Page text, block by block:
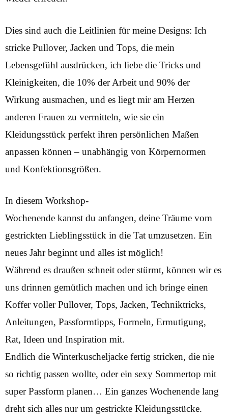
Dies sind auch die Leitlinien für meine Designs: Ich
stricke Pullover, Jacken und Tops, die mein
Lebensgefühl ausdrücken, ich liebe die Tricks und
Kleinigkeiten, die 10% der Arbeit und 90% der
Wirkung ausmachen, und es liegt mir am Herzen
anderen Frauen zu vermitteln, wie sie ein
Kleidungsstück perfekt ihren persönlichen Maßen
anpassen können – unabhängig von Körpernormen
und Konfektionsgrößen.
In diesem Workshop-
Wochenende kannst du anfangen, deine Träume vom
gestrickten Lieblingsstück in die Tat umzusetzen. Ein
neues Jahr beginnt und alles ist möglich!
Während es draußen schneit oder stürmt, können wir es
uns drinnen gemütlich machen und ich bringe einen
Koffer voller Pullover, Tops, Jacken, Techniktricks,
Anleitungen, Passformtipps, Formeln, Ermutigung,
Rat, Ideen und Inspiration mit.
Endlich die Winterkuscheljacke fertig stricken, die nie
so richtig passen wollte, oder ein sexy Sommertop mit
super Passform planen… Ein ganzes Wochenende lang
dreht sich alles nur um gestrickte Kleidungsstücke.